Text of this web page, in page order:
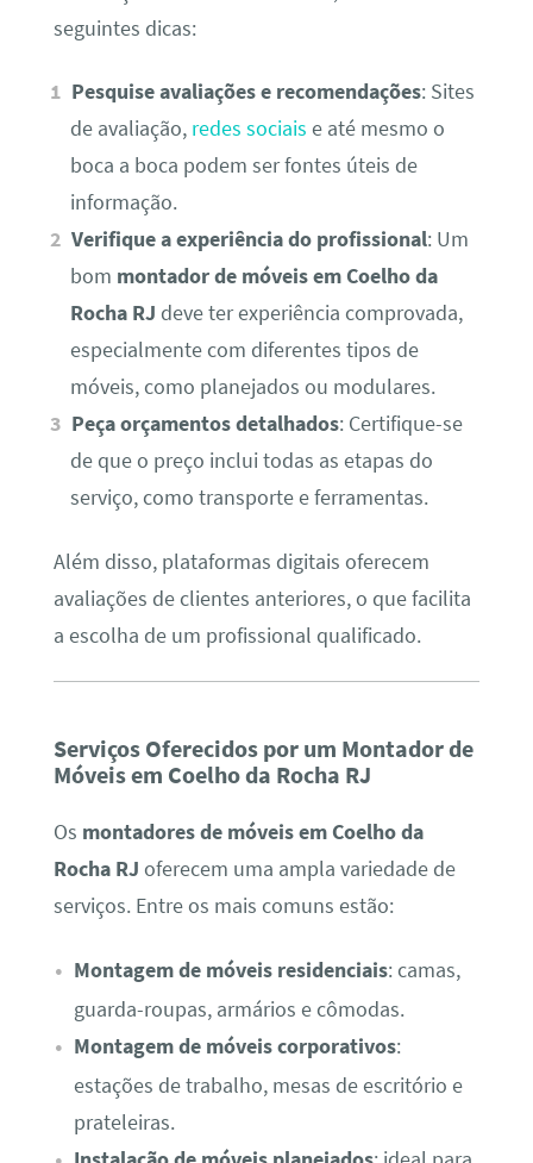
seguintes dicas:
Pesquise avaliações e recomendações: Sites
de avaliação, redes sociais e até mesmo o
boca a boca podem ser fontes úteis de
informação.
Verifique a experiência do profissional: Um
bom montador de móveis em Coelho da
Rocha RJ deve ter experiência comprovada,
especialmente com diferentes tipos de
móveis, como planejados ou modulares.
Peça orçamentos detalhados: Certifique-se
de que o preço inclui todas as etapas do
serviço, como transporte e ferramentas.
Além disso, plataformas digitais oferecem
avaliações de clientes anteriores, o que facilita
a escolha de um profissional qualificado.
Serviços Oferecidos por um Montador de
Móveis em Coelho da Rocha RJ
Os montadores de móveis em Coelho da
Rocha RJ oferecem uma ampla variedade de
serviços. Entre os mais comuns estão:
Montagem de móveis residenciais: camas,
guarda-roupas, armários e cômodas.
Montagem de móveis corporativos:
estações de trabalho, mesas de escritório e
prateleiras.